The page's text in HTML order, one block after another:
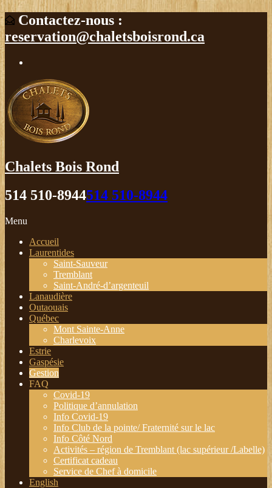
Contactez-nous :
reservation@chaletsboisrond.ca
Chalets Bois Rond
514 510-8944514 510-8944
Menu
Accueil
Laurentides
Saint-Sauveur
Tremblant
Saint-André-d’argenteuil
Lanaudière
Outaouais
Québec
Mont Sainte-Anne
Charlevoix
Estrie
Gaspésie
Gestion
FAQ
Covid-19
Politique d’annulation
Info Covid-19
Info Club de la pointe/ Fraternité sur le lac
Info Côté Nord
Activités – région de Tremblant (lac supérieur /Labelle)
Certificat cadeau
Service de Chef à domicile
English